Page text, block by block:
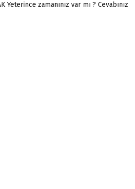
Yeterince zamanınız var mı ? Cevabınız